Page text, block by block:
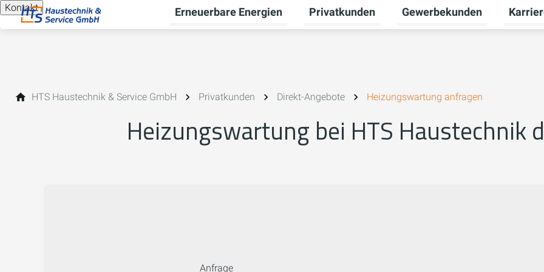
Kontakt Erneuerbare Energien
Untermenü für Erneuerbare Energien umschalten
Privatkunden
Untermenü für Privatkunden
Gewerbekunden
HTS Haustechnik & Service GmbH Privatkunden Direkt-Angebote Heizungswartung anfragen
Heizungswartung bei HTS Haustechnik
Anfrage